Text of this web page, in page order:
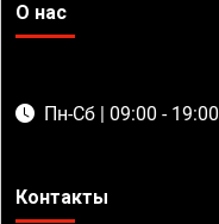
О нас
Пн-Сб | 09:00 - 19:00
Контакты